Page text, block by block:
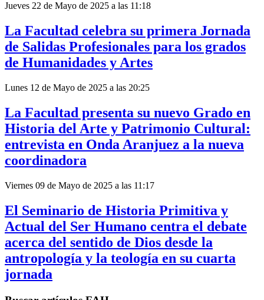
Jueves 22 de Mayo de 2025 a las 11:18
La Facultad celebra su primera Jornada
de Salidas Profesionales para los grados
de Humanidades y Artes
Lunes 12 de Mayo de 2025 a las 20:25
La Facultad presenta su nuevo Grado en
Historia del Arte y Patrimonio Cultural:
entrevista en Onda Aranjuez a la nueva
coordinadora
Viernes 09 de Mayo de 2025 a las 11:17
El Seminario de Historia Primitiva y
Actual del Ser Humano centra el debate
acerca del sentido de Dios desde la
antropología y la teología en su cuarta
jornada